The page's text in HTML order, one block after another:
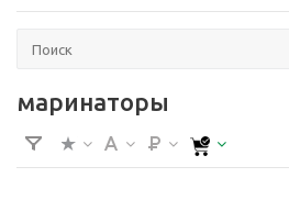
маринаторы